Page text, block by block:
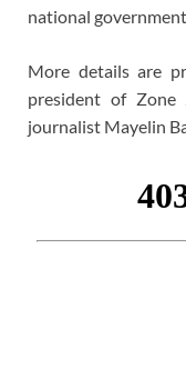
national
More details are
president of
journalist Mayelin